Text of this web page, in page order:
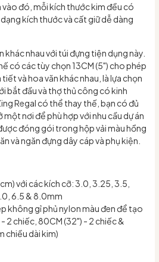
đó, mỗi kích thước kim đều có
kích thước và cất giữ dễ dàng
khác nhau với túi đựng tiện dụng này.
có các tùy chọn 13CM (5") cho phép
và hoa văn khác nhau, là lựa chọn
bắt đầu và thợ thủ công có kinh
Regal có thể thay thế, bạn có đủ
nơi để phù hợp với nhu cầu dự án
đóng gói trong hộp vải màu hồng
và ngăn đựng dây cáp và phụ kiện.
với các kích cỡ: 3.0, 3.25, 3.5,
6.5 & 8.0mm
không gỉ phủ nylon màu đen để tạo
2 chiếc, 80CM (32") - 2 chiếc &
chiều dài kim)